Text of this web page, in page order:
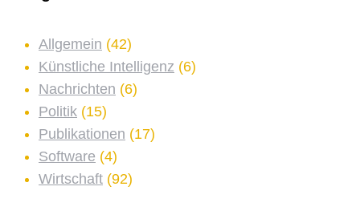
Allgemein (42)
Künstliche Intelligenz (6)
Nachrichten (6)
Politik (15)
Publikationen (17)
Software (4)
Wirtschaft (92)